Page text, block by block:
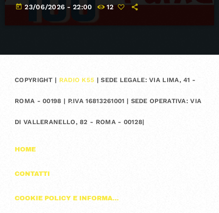
today 23/06/2026 - 22:00 12
COPYRIGHT | RADIO K55 | SEDE LEGALE: VIA LIMA, 41 -
ROMA - 00198 | P.IVA 16813261001 | SEDE OPERATIVA: VIA
DI VALLERANELLO, 82 - ROMA - 00128|
HOME
CONTATTI
COOKIE POLICY E INFORMAZIONI SULLA PRIVACY